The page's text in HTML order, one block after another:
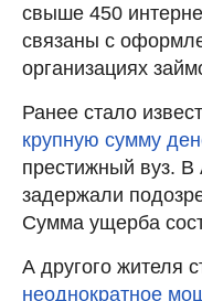
свыше 450
связаны с
организациях
Ранее стало
крупную сумму
престижный вуз. В
задержали
Сумма ущерба
А другого жителя
неоднократное